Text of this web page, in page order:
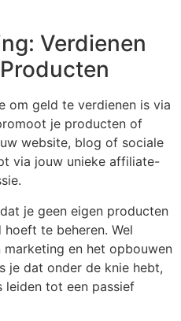
Verdienen
om geld te verdienen is via
je producten of
website, blog of sociale
via jouw unieke affiliate-
je geen eigen producten
te beheren. Wel
en het opbouwen
je dat onder de knie hebt,
tot een passief